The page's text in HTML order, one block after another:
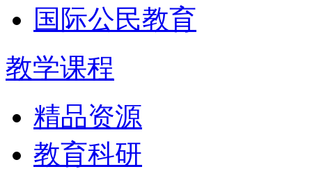
国际公民教育
教学课程
精品资源
教育科研